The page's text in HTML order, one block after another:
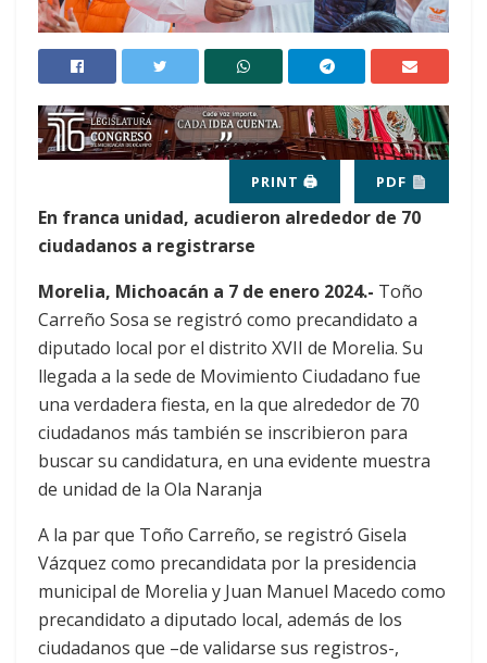
PRINT 🖨 PDF
En franca unidad, acudieron alrededor de 70
ciudadanos a registrarse
Morelia, Michoacán a 7 de enero 2024.- Toño
Carreño Sosa se registró como precandidato a
diputado local por el distrito XVII de Morelia. Su
llegada a la sede de Movimiento Ciudadano fue
una verdadera fiesta, en la que alrededor de 70
ciudadanos más también se inscribieron para
buscar su candidatura, en una evidente muestra
de unidad de la Ola Naranja
A la par que Toño Carreño, se registró Gisela
Vázquez como precandidata por la presidencia
municipal de Morelia y Juan Manuel Macedo como
precandidato a diputado local, además de los
ciudadanos que –de validarse sus registros-,